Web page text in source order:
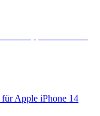
Apple iPhone 14